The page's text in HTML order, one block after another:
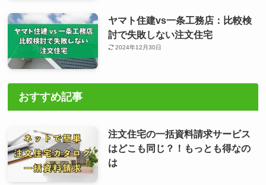
ヤマト住建vs一条工務店：比較検
討で失敗しない注文住宅
2024年12月30日
おすすめ記事
注文住宅の一括資料請求サービス
はどこも同じ？！もっとも得なの
は